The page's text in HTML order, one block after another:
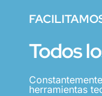
Todos
herramientas